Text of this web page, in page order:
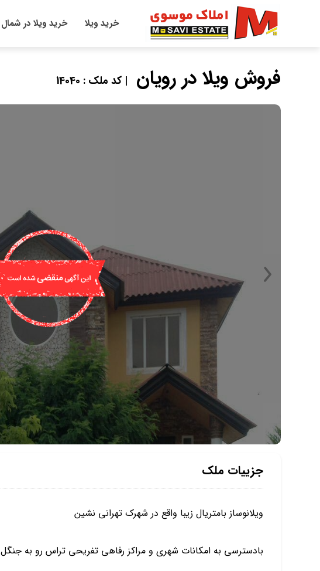
خرید ویلا خرید ویلا در شمال
فروش ویلا در رویان | کد ملک : 14040
جزییات ملک
ویلانوساز بامتریال زیبا واقع در شهرک تهرانی نشین
بادسترسی به امکانات شهری و مراکز رفاهی تفریحی تراس رو به جنگل